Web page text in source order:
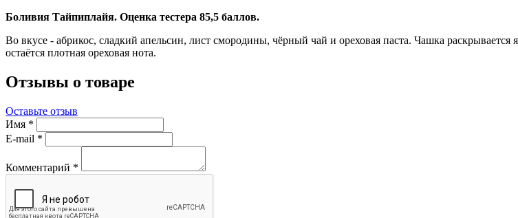
Боливия Тайпиплайя. Оценка тестера 85,5 баллов.
Во вкусе - абрикос, сладкий апельсин, лист смородины, чёрный чай и ореховая паста. Чашка
остаётся плотная ореховая нота.
Отзывы о товаре
Оставьте отзыв
Имя *
E-mail *
Комментарий *